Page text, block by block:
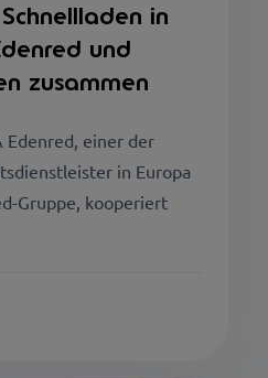
in
und
zusammen
Edenred, einer der
in Europa
Gruppe, kooperiert